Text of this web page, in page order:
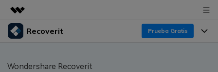
Productos destacados
Utilidades
Recoverit Prueba Gratis
Wondershare Recoverit